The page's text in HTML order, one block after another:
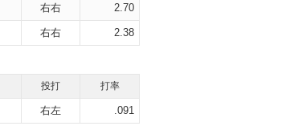
右右 2.70
右右 2.38
投打 打率
右左 .091